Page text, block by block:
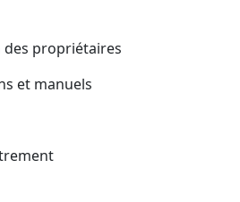
des propriétaires
et manuels